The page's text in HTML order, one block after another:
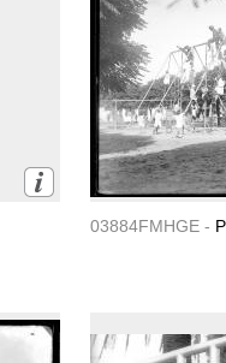
03884FMHGE -